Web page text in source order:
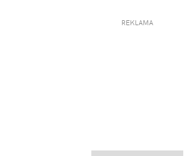
REKLAMA